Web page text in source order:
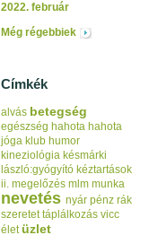
2022. február
Még régebbiek
Címkék
alvás betegség
egészség hahota hahota
jóga klub humor
kineziológia késmárki
lászló:gyógyító kéztartások
ii. megelőzés mlm munka
nevetés nyár pénz rák
szeretet táplálkozás vicc
élet üzlet